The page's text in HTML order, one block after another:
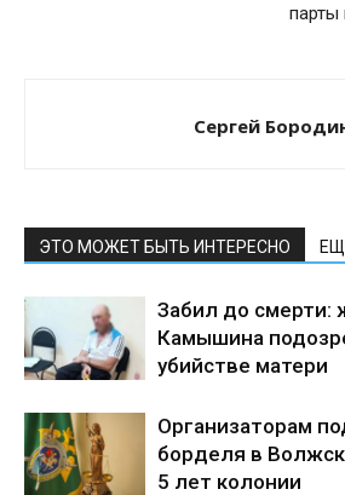
парты
Сергей
ЭТО МОЖЕТ БЫТЬ ИНТЕРЕСНО
Забил до смерти:
Камышина
убийстве матери
Организаторам
борделя в
5 лет колонии